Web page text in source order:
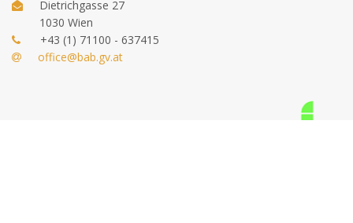
Dietrichgasse 27
1030 Wien
+43 (1) 71100 - 637415
office@bab.gv.at